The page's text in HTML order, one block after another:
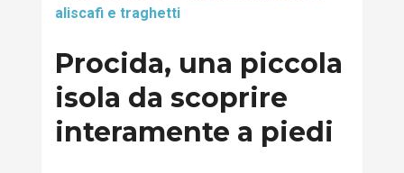
aliscafi e traghetti
Procida, una piccola
isola da scoprire
interamente a piedi